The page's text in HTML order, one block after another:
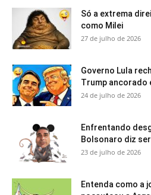
Só a extrema
como Milei
27 de julho de 2026
Governo Lula
Trump ancorado
24 de julho de 2026
Enfrentando
Bolsonaro diz
23 de julho de 2026
Entenda como a